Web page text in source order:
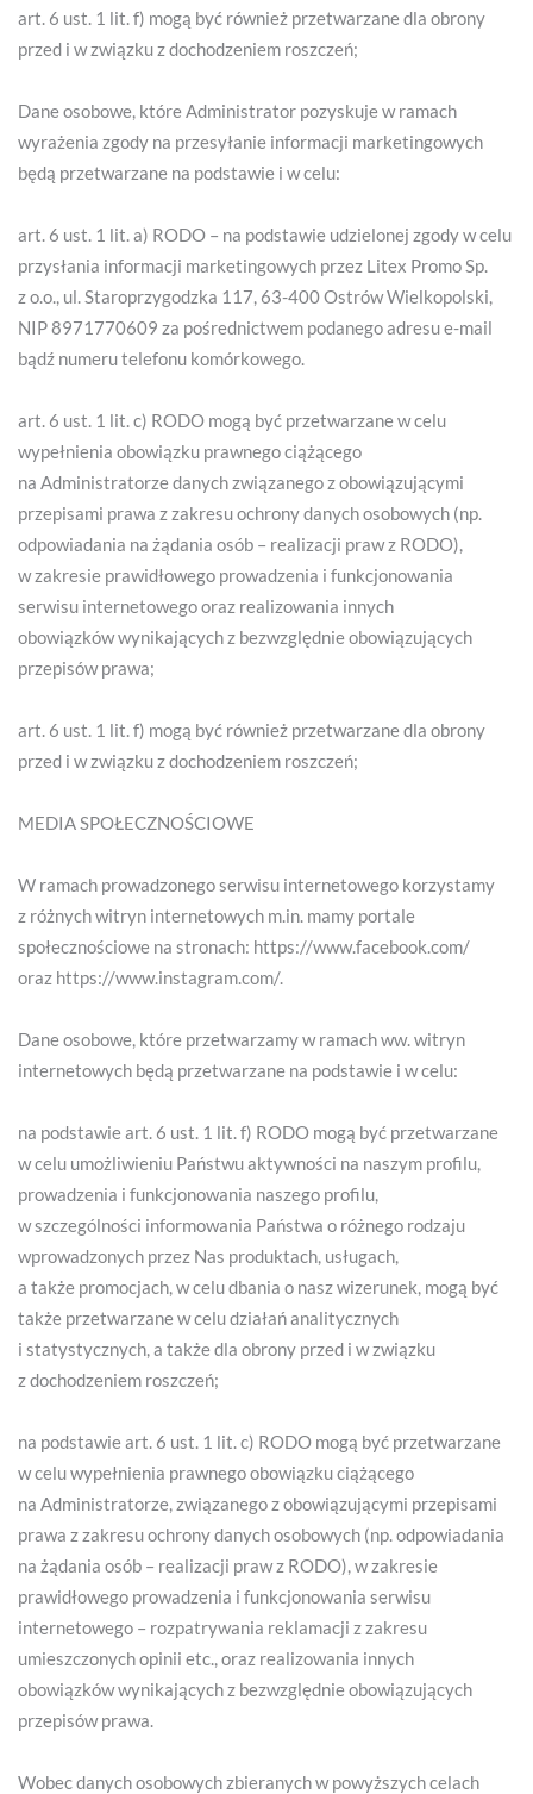
art. 6 ust. 1 lit. f) mogą być również przetwarzane dla obrony
przed i w związku z dochodzeniem roszczeń;
Dane osobowe, które Administrator pozyskuje w ramach
wyrażenia zgody na przesyłanie informacji marketingowych
będą przetwarzane na podstawie i w celu:
art. 6 ust. 1 lit. a) RODO – na podstawie udzielonej zgody w celu
przysłania informacji marketingowych przez Litex Promo Sp.
z o.o., ul. Staroprzygodzka 117, 63-400 Ostrów Wielkopolski,
NIP 8971770609 za pośrednictwem podanego adresu e-mail
bądź numeru telefonu komórkowego.
art. 6 ust. 1 lit. c) RODO mogą być przetwarzane w celu
wypełnienia obowiązku prawnego ciążącego
na Administratorze danych związanego z obowiązującymi
przepisami prawa z zakresu ochrony danych osobowych (np.
odpowiadania na żądania osób – realizacji praw z RODO),
w zakresie prawidłowego prowadzenia i funkcjonowania
serwisu internetowego oraz realizowania innych
obowiązków wynikających z bezwzględnie obowiązujących
przepisów prawa;
art. 6 ust. 1 lit. f) mogą być również przetwarzane dla obrony
przed i w związku z dochodzeniem roszczeń;
MEDIA SPOŁECZNOŚCIOWE
W ramach prowadzonego serwisu internetowego korzystamy
z różnych witryn internetowych m.in. mamy portale
społecznościowe na stronach: https://www.facebook.com/
oraz https://www.instagram.com/.
Dane osobowe, które przetwarzamy w ramach ww. witryn
internetowych będą przetwarzane na podstawie i w celu:
na podstawie art. 6 ust. 1 lit. f) RODO mogą być przetwarzane
w celu umożliwieniu Państwu aktywności na naszym profilu,
prowadzenia i funkcjonowania naszego profilu,
w szczególności informowania Państwa o różnego rodzaju
wprowadzonych przez Nas produktach, usługach,
a także promocjach, w celu dbania o nasz wizerunek, mogą być
także przetwarzane w celu działań analitycznych
i statystycznych, a także dla obrony przed i w związku
z dochodzeniem roszczeń;
na podstawie art. 6 ust. 1 lit. c) RODO mogą być przetwarzane
w celu wypełnienia prawnego obowiązku ciążącego
na Administratorze, związanego z obowiązującymi przepisami
prawa z zakresu ochrony danych osobowych (np. odpowiadania
na żądania osób – realizacji praw z RODO), w zakresie
prawidłowego prowadzenia i funkcjonowania serwisu
internetowego – rozpatrywania reklamacji z zakresu
umieszczonych opinii etc., oraz realizowania innych
obowiązków wynikających z bezwzględnie obowiązujących
przepisów prawa.
Wobec danych osobowych zbieranych w powyższych celach